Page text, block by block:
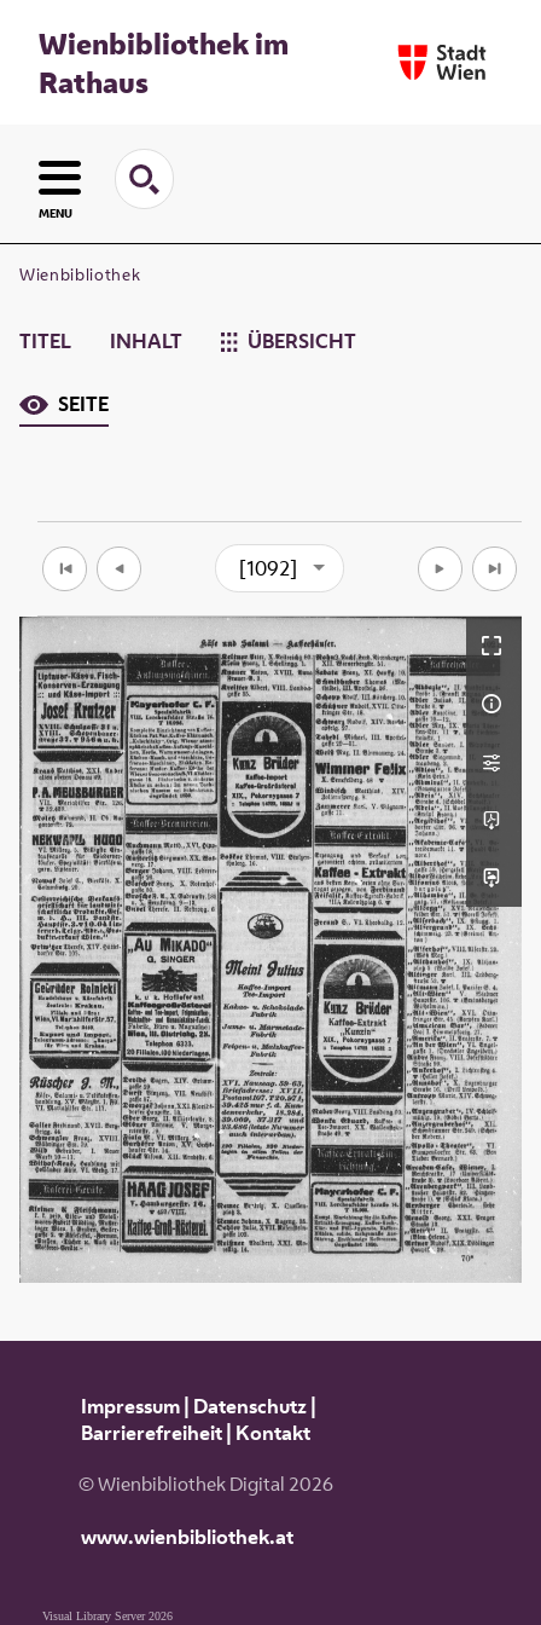
Wienbibliothek im
Rathaus
MENU
Wienbibliothek
TITEL INHALT ÜBERSICHT
SEITE
[1092]
Impressum| Datenschutz|
Barrierefreiheit| Kontakt
© Wienbibliothek Digital 2026
www.wienbibliothek.at
Visual Library Server 2026